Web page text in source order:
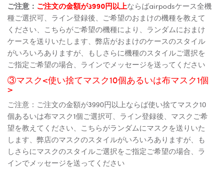
ご注意： ご注文の金額が3990円以上ならばairpodsケース全機
種ご選択可、ライン登録後、ご希望のおまけの機種を教えて
ください、こちらがご希望の機種により、ランダムにおまけ
ケースを送りいたします、弊店がおまけのケースのスタイル
がいろいろありますが、もしさらに機種のスタイルご選択を
ご指定ご希望の場合、ラインでメッセージを送ってください
③マスク<使い捨てマスク10個あるいは布マスク1個
>
ご注意：ご注文の金額が3990円以上ならば使い捨てマスク10
個あるいは布マスク1個ご選択可、ライン登録後、マスクご希
望を教えてください、こちらがランダムにマスクを送りいた
します、弊店のマスクのスタイルがいろいろありますが、も
しさらにマスクのスタイルご選択をご指定ご希望の場合、ラ
インでメッセージを送ってください